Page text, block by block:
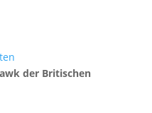
der Britischen